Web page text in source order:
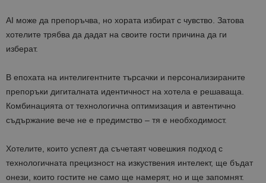
AI може да препоръчва, но хората избират с чувство. Затова
хотелите трябва да дадат на своите гости причина да ги
изберат.
В епохата на интелигентните търсачки и персонализираните
препоръки дигиталната идентичност на хотела е решаваща.
Комбинацията от технологична оптимизация и автентично
съдържание вече не е предимство – тя е необходимост.
Хотелите, които успеят да съчетаят човешкия подход с
технологичната прецизност на изкуствения интелект, ще бъдат
онези, които гостите не само ще намерят, но и ще запомнят.